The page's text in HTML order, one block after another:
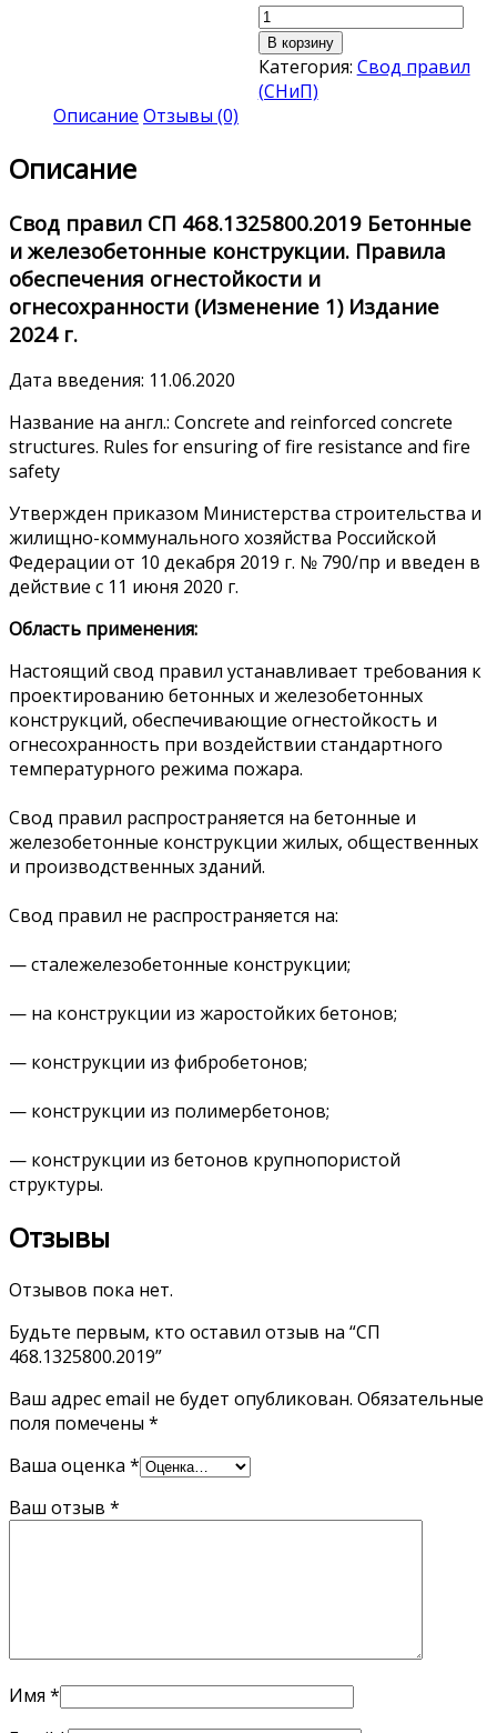
Количество
товара
СП
468.1325800.2019
В корзину
Категория: Свод правил
(СНиП)
Описание Отзывы (0)
Описание
Свод правил СП 468.1325800.2019 Бетонные
и железобетонные конструкции. Правила
обеспечения огнестойкости и
огнесохранности (Изменение 1) Издание
2024 г.
Дата введения: 11.06.2020
Название на англ.: Concrete and reinforced concrete
structures. Rules for ensuring of fire resistance and fire
safety
Утвержден приказом Министерства строительства и
жилищно-коммунального хозяйства Российской
Федерации от 10 декабря 2019 г. № 790/пр и введен в
действие с 11 июня 2020 г.
Область применения:
Настоящий свод правил устанавливает требования к
проектированию бетонных и железобетонных
конструкций, обеспечивающие огнестойкость и
огнесохранность при воздействии стандартного
температурного режима пожара.
Свод правил распространяется на бетонные и
железобетонные конструкции жилых, общественных
и производственных зданий.
Свод правил не распространяется на:
— сталежелезобетонные конструкции;
— на конструкции из жаростойких бетонов;
— конструкции из фибробетонов;
— конструкции из полимербетонов;
— конструкции из бетонов крупнопористой
структуры.
Отзывы
Отзывов пока нет.
Будьте первым, кто оставил отзыв на “СП
468.1325800.2019”
Ваш адрес email не будет опубликован. Обязательные
поля помечены *
Ваша оценка *
Ваш отзыв *
Имя *